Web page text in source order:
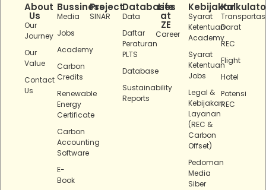
About
Us
Our
Journey
Our
Value
Contact
Us
Bussiness
Media
Jobs
Academy
Carbon
Credits
Renewable
Energy
Certificate
Carbon
Accounting
Software
E-
Book
Project
SINAR
Databases
Data
Daftar
Peraturan
PLTS
Database
Sustainability
Reports
Life
at
ZE
Career
Kebijakan
Syarat
Ketentuan
Academy
Syarat
Ketentuan
Jobs
Legal &
Kebijakan
Layanan
(REC &
Carbon
Offset)
Pedoman
Media
Siber
Darat
REC
Flight
Hotel
Potensi
REC